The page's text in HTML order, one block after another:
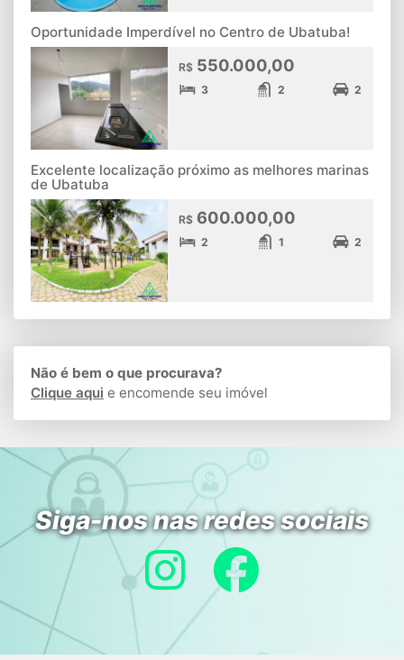
Oportunidade Imperdível no Centro de Ubatuba!
R$ 550.000,00
3 2 2
Excelente localização próximo as melhores marinas
de Ubatuba
R$ 600.000,00
2 1 2
Não é bem o que procurava?
Clique aqui e encomende seu imóvel
Siga-nos nas redes sociais